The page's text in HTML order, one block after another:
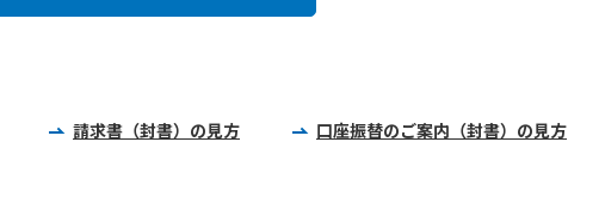
請求書（封書）の見方 口座振替のご案内（封書）の見方